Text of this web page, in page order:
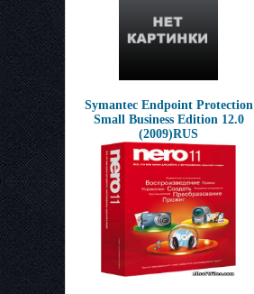
Symantec Endpoint Protection
Small Business Edition 12.0
(2009)RUS